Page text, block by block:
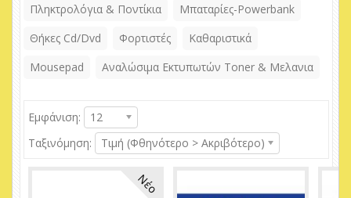
Πληκτρολόγια & Ποντίκια
Μπαταρίες-Powerbank
Θήκες Cd/Dvd
Φορτιστές
Καθαριστικά
Mousepad
Αναλώσιμα Εκτυπωτών Toner & Μελανια
Εμφάνιση:
12
Ταξινόμηση:
Τιμή (Φθηνότερο > Ακριβότερο)
Νέο